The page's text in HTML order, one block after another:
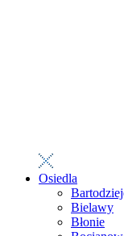
Osiedla
Bielawy
Błonie